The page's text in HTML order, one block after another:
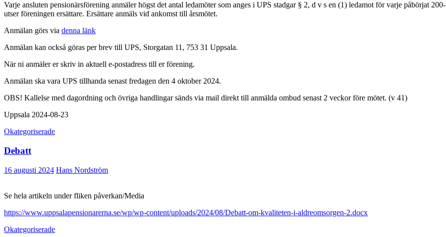
Varje ansluten pensionärsförening anmäler högst det antal ledamöter som anges i UPS stadgar § 2, d v s en (1) ledamot för varje påbörjat
utser föreningen ersättare. Ersättare anmäls vid ankomst till årsmötet.
Anmälan görs via denna länk
Anmälan kan också göras per brev till UPS, Storgatan 11, 753 31 Uppsala.
När ni anmäler er skriv in aktuell e-postadress till er förening.
Anmälan ska vara UPS tillhanda senast fredagen den 4 oktober 2024.
OBS! Kallelse med dagordning och övriga handlingar sänds via mail direkt till anmälda ombud senast 2 veckor före mötet. (v 41)
Uppsala 2024-08-23
Okategoriserade
Debatt
16 augusti 2024 Hans Nordström
Se hela artikeln under fliken påverkan/Media
https://www.uppsalapensionarerna.se/wp/wp-content/uploads/2024/08/Debatt-om-kvaliteten-i-aldreomsorgen-2.docx
Okategoriserade